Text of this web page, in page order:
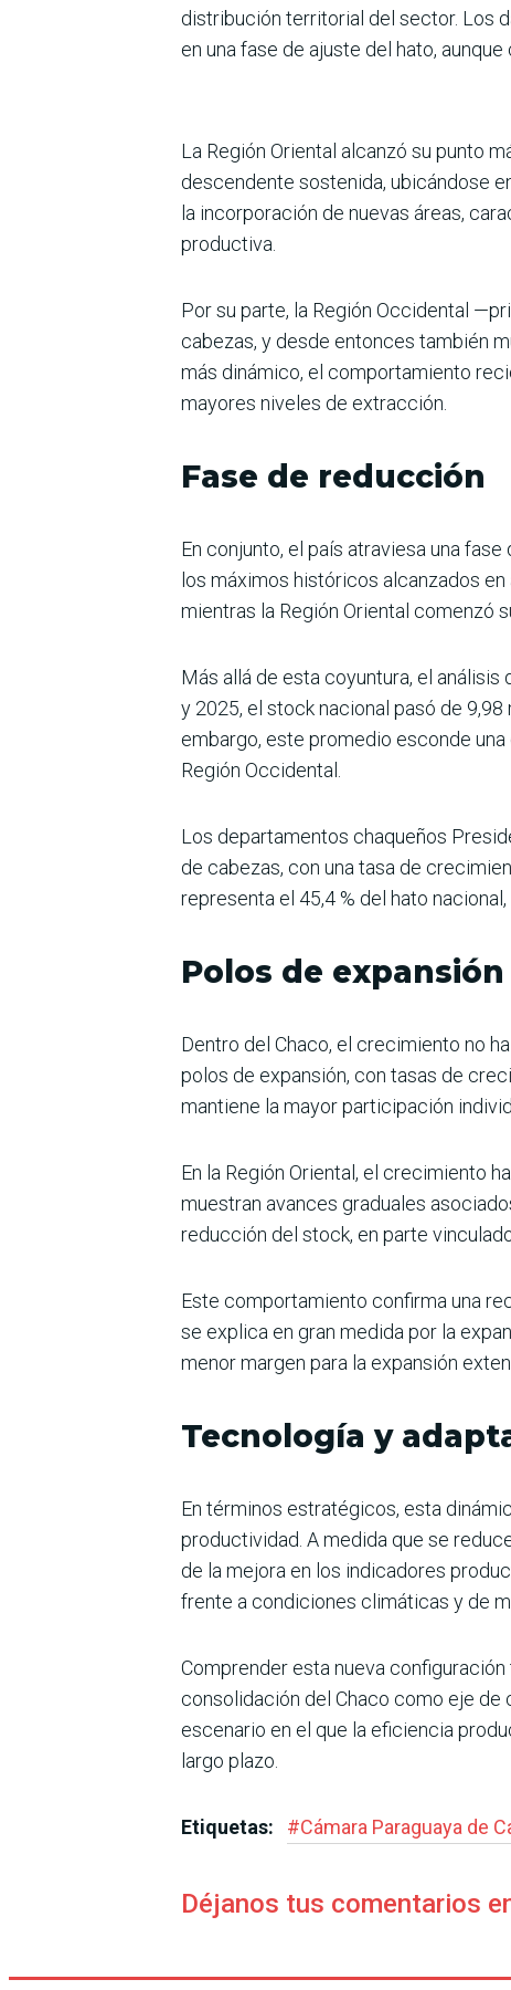
distribución territorial del sector. Los
en una fase de ajuste del hato,
La Región Oriental alcanzó su punto
descendente sostenida, ubicándose
la incorporación de nuevas áreas,
productiva.
Por su parte, la Región Occidental
cabezas, y desde entonces también
más dinámico, el comportamiento
mayores niveles de extracción.
Fase de reducción
En conjunto, el país atraviesa una
los máximos históricos alcanzados
mientras la Región Oriental comenzó
Más allá de esta coyuntura, el
y 2025, el stock nacional pasó de
embargo, este promedio esconde
Región Occidental.
Los departamentos chaqueños
de cabezas, con una tasa de
representa el 45,4 % del hato
Polos de expansión
Dentro del Chaco, el crecimiento no
polos de expansión, con tasas de
mantiene la mayor participación
En la Región Oriental, el crecimiento
muestran avances graduales
reducción del stock, en parte
Este comportamiento confirma una
se explica en gran medida por la
menor margen para la expansión
Tecnología y
En términos estratégicos, esta
productividad. A medida que se
de la mejora en los indicadores
frente a condiciones climáticas y de
Comprender esta nueva
consolidación del Chaco como eje de
escenario en el que la eficiencia
largo plazo.
Etiquetas: #Cámara Paraguaya de
Déjanos tus comentarios